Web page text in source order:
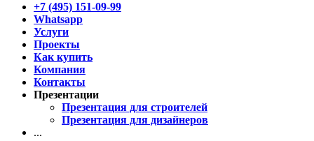
+7 (495) 151-09-99
Whatsapp
Услуги
Проекты
Как купить
Компания
Контакты
Презентации
Презентация для строителей
Презентация для дизайнеров
...